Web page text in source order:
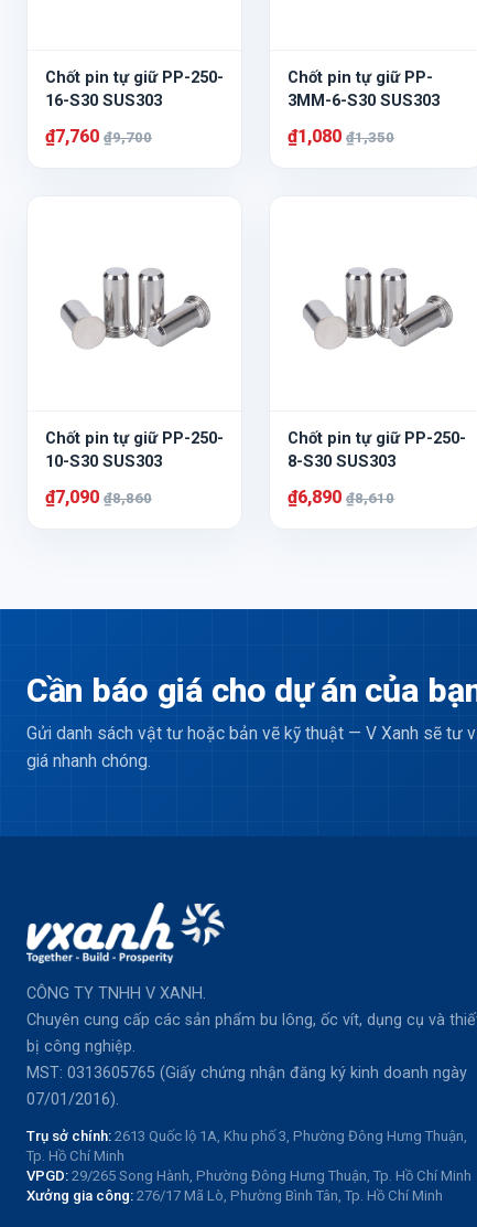
Chốt pin tự giữ PP-250-
16-S30 SUS303
₫7,760 ₫9,700
Chốt pin tự giữ PP-
3MM-6-S30 SUS303
₫1,080 ₫1,350
Chốt pin tự giữ PP-250-
10-S30 SUS303
₫7,090 ₫8,860
Chốt pin tự giữ PP-250-
8-S30 SUS303
₫6,890 ₫8,610
Cần báo giá cho dự án của
Gửi danh sách vật tư hoặc bản vẽ kỹ thuật — V Xanh sẽ tư
giá nhanh chóng.
CÔNG TY TNHH V XANH.
Chuyên cung cấp các sản phẩm bu lông, ốc vít, dụng cụ và
bị công nghiệp.
MST: 0313605765 (Giấy chứng nhận đăng ký kinh doanh ngày
07/01/2016).
Trụ sở chính: 2613 Quốc lộ 1A, Khu phố 3, Phường Đông Hưng Thuận,
Tp. Hồ Chí Minh
VPGD: 29/265 Song Hành, Phường Đông Hưng Thuận, Tp. Hồ Chí Minh
Xưởng gia công: 276/17 Mã Lò, Phường Bình Tân, Tp. Hồ Chí Minh